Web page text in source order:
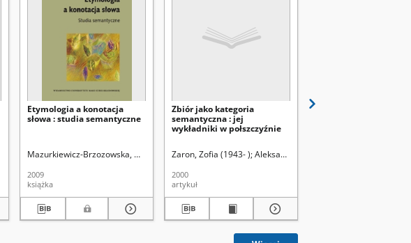
Etymologia a konotacja
słowa : studia semantyczne
Mazurkiewicz-Brzozowska, Małgorzata
2009
książka
Zbiór jako kategoria
semantyczna : jej
wykładniki w połszczyźnie
Zaron, Zofia (1943- ) Aleksandrowicz-Ulrich, Alina (1931- ).
2000
artykuł